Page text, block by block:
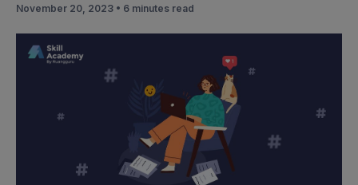
November 20, 2023 • 6 minutes read